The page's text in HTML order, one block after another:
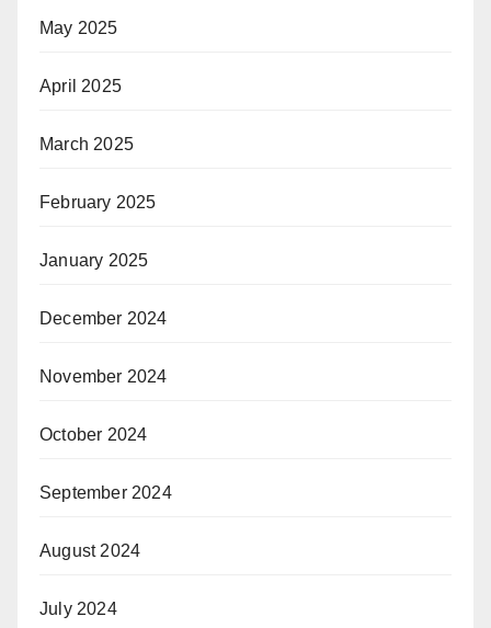
May 2025
April 2025
March 2025
February 2025
January 2025
December 2024
November 2024
October 2024
September 2024
August 2024
July 2024